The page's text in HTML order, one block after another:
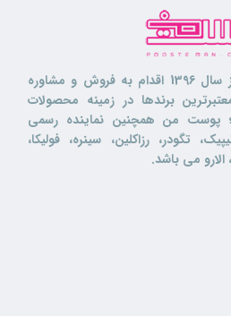
فروشگاه اینترنتی پوست من از سال 1396 اقدام به فروش و مشاوره
برندها در زمینه محصولات
پوست من همچنین نماینده رسمی
تگودر، رزاکلین، سینره، فولیکا،
الارو می باشد.